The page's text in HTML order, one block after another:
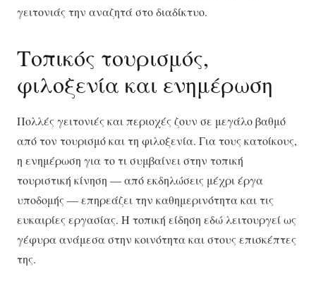
γειτονιάς την αναζητά στο διαδίκτυο.
Τοπικός τουρισμός,
φιλοξενία και ενημέρωση
Πολλές γειτονιές και περιοχές ζουν σε μεγάλο βαθμό
από τον τουρισμό και τη φιλοξενία. Για τους κατοίκους,
η ενημέρωση για το τι συμβαίνει στην τοπική
τουριστική κίνηση — από εκδηλώσεις μέχρι έργα
υποδομής — επηρεάζει την καθημερινότητα και τις
ευκαιρίες εργασίας. Η τοπική είδηση εδώ λειτουργεί ως
γέφυρα ανάμεσα στην κοινότητα και στους επισκέπτες
της.